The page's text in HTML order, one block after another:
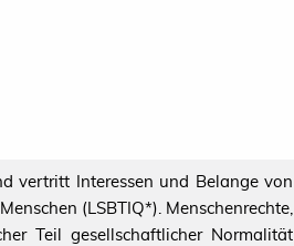
vertritt Interessen und Belange von
(LSBTIQ*). Menschenrechte,
Teil gesellschaftlicher Normalität